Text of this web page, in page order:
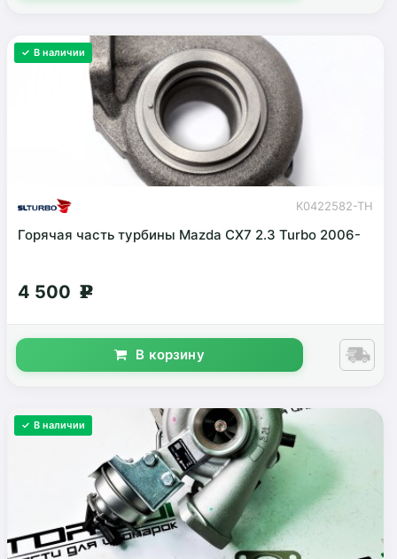
✓ В наличии
K0422582-TH
Горячая часть турбины Mazda CX7 2.3 Turbo 2006-
4 500 g
В корзину
✓ В наличии